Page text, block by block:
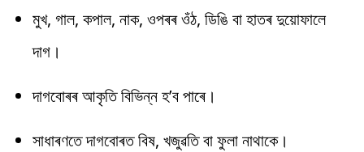
মুখ, গাল, কপাল, নাক, ওপৰৰ ওঁঠ, ডিঙি বা হাতৰ দুয়োফালে
দাগ।
দাগবোৰৰ আকৃতি বিভিন্ন হ’ব পাৰে।
সাধাৰণতে দাগবোৰত বিষ, খজুৱতি বা ফুলা নাথাকে।